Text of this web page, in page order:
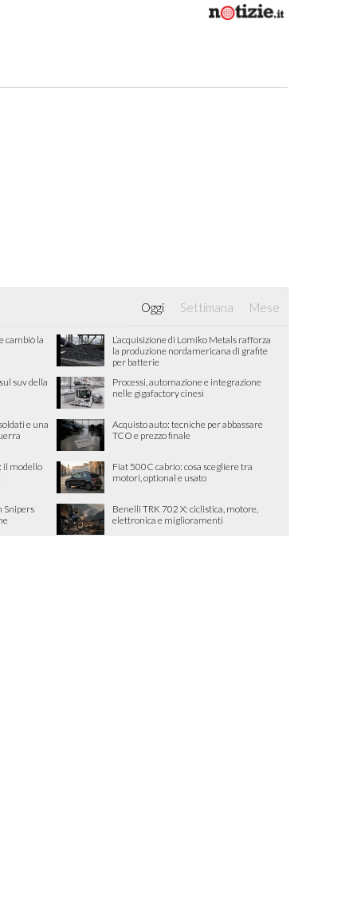
Oggi Settimana Mese
cambiò la
L’acquisizione di Lomiko Metals rafforza
la produzione nordamericana di grafite
per batterie
suv della
Processi, automazione e integrazione
nelle gigafactory cinesi
e una
Acquisto auto: tecniche per abbassare
TCO e prezzo finale
il modello
Fiat 500C cabrio: cosa scegliere tra
motori, optional e usato
Snipers
Benelli TRK 702 X: ciclistica, motore,
elettronica e miglioramenti